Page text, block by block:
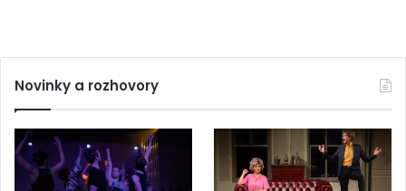
Novinky a rozhovory